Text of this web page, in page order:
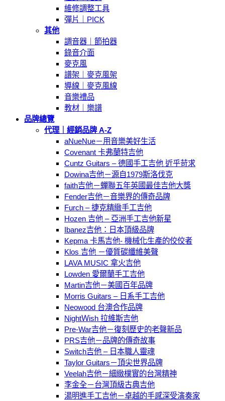
維修調整工具
彈片｜PICK
其他
調音器｜節拍器
錄音介面
麥克風
譜架｜麥克風架
導線｜麥克風線
音樂禮品
教材｜樂譜
品牌總覽
代理｜經銷品牌 A-Z
aNueNue－用音樂美好生活
Covenant 卡弗蘭特吉他
Cuntz Guitars – 德國手工吉他 近乎苛求
Dowina吉他－源自1979斯洛伐克
faith吉他－蟬聯五年英國最佳吉他大獎
Fender吉他－音樂界的傳奇品牌
Furch – 捷克精緻手工吉他
Hozen 吉他 – 亞洲手工吉他新星
Ibanez吉他：日本頂級品牌
Kepma 卡馬吉他- 機械化生產的佼佼者
Klos 吉他 －優質碳纖維美聲
LAVA MUSIC 拿火吉他
Lowden 愛爾蘭手工吉他
Martin吉他－美國百年品牌
Morris Guitars – 日系手工吉他
Neowood 台澳合作品牌
NightＷish 拉維斯吉他
Pre-War吉他－復刻歷史的老聲新品
PRS吉他－品牌的傳奇故事
Switch吉他 – 日本職人靈魂
Taylor Guitars－頂尖世界品牌
Veelah吉他－細緻樸實的台灣精神
李金全－台灣頂級古典吉他
湯明進手工吉他－卓越的手感深受演奏家